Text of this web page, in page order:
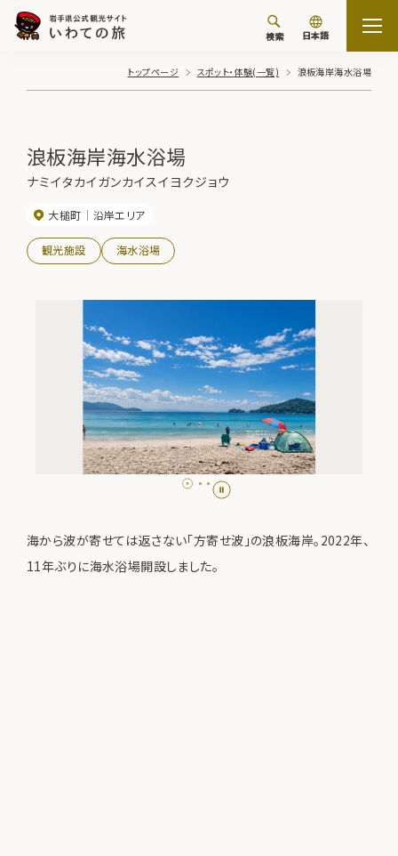
検索 日本語
トップページ スポット・体験(一覧) 浪板海岸海水浴場
浪板海岸海水浴場
ナミイタカイガンカイスイヨクジョウ
大槌町 沿岸エリア
観光施設 海水浴場
海から波が寄せては返さない「方寄せ波」の浪板海岸。2022年、
11年ぶりに海水浴場開設しました。